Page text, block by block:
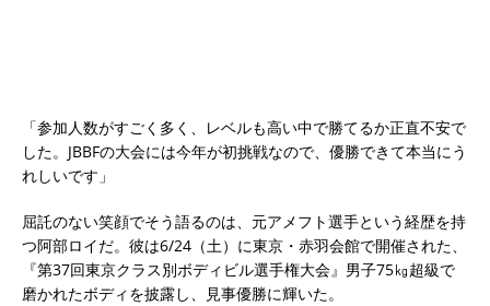
「参加人数がすごく多く、レベルも高い中で勝てるか正直不安で
した。JBBFの大会には今年が初挑戦なので、優勝できて本当にう
れしいです」
屈託のない笑顔でそう語るのは、元アメフト選手という経歴を持
つ阿部ロイだ。彼は6/24（土）に東京・赤羽会館で開催された、
『第37回東京クラス別ボディビル選手権大会』男子75㎏超級で
磨かれたボディを披露し、見事優勝に輝いた。